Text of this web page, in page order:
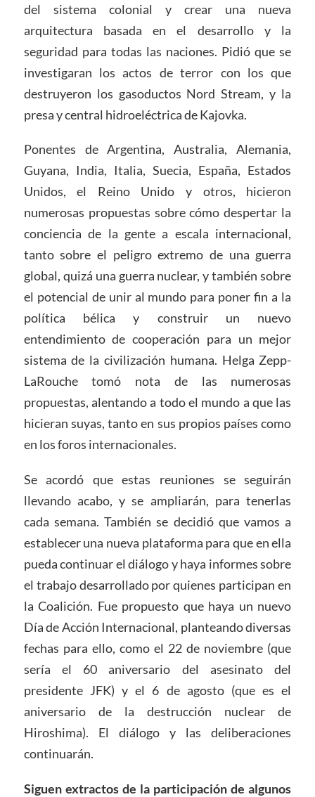
del sistema colonial y crear una nueva
arquitectura basada en el desarrollo y la
seguridad para todas las naciones. Pidió que se
investigaran los actos de terror con los que
destruyeron los gasoductos Nord Stream, y la
presa y central hidroeléctrica de Kajovka.
Ponentes de Argentina, Australia, Alemania,
Guyana, India, Italia, Suecia, España, Estados
Unidos, el Reino Unido y otros, hicieron
numerosas propuestas sobre cómo despertar la
conciencia de la gente a escala internacional,
tanto sobre el peligro extremo de una guerra
global, quizá una guerra nuclear, y también sobre
el potencial de unir al mundo para poner fin a la
política bélica y construir un nuevo
entendimiento de cooperación para un mejor
sistema de la civilización humana. Helga Zepp-
LaRouche tomó nota de las numerosas
propuestas, alentando a todo el mundo a que las
hicieran suyas, tanto en sus propios países como
en los foros internacionales.
Se acordó que estas reuniones se seguirán
llevando acabo, y se ampliarán, para tenerlas
cada semana. También se decidió que vamos a
establecer una nueva plataforma para que en ella
pueda continuar el diálogo y haya informes sobre
el trabajo desarrollado por quienes participan en
la Coalición. Fue propuesto que haya un nuevo
Día de Acción Internacional, planteando diversas
fechas para ello, como el 22 de noviembre (que
sería el 60 aniversario del asesinato del
presidente JFK) y el 6 de agosto (que es el
aniversario de la destrucción nuclear de
Hiroshima). El diálogo y las deliberaciones
continuarán.
Siguen extractos de la participación de algunos